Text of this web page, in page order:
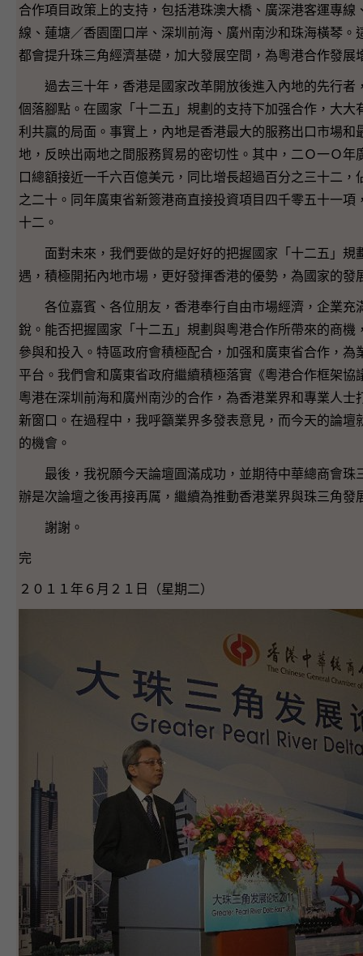
合作項目政策上的支持，包括港珠澳大橋、廣深港客運專線
線、蓮塘／香園圍口岸、深圳前海、廣州南沙和珠海橫琴。
都會提升珠三角經濟基礎，加大發展空間，為粵港合作發展
過去三十年，香港是國家改革開放後進入內地的先行者
個落腳點。在國家「十二五」規劃的支持下加强合作，大大
利共贏的局面。事實上，內地是香港最大的服務出口市場和
地，反映出兩地之間服務貿易的密切性。其中，二Ｏ一Ｏ年
口總額接近一千六百億美元，同比增長超過百分之三十二，
之二十。同年廣東省新簽港商直接投資項目四千零五十一項
十二。
面對未來，我們要做的是好好的把握國家「十二五」規
遇，積極開拓內地市場，更好發揮香港的優勢，為國家的發
各位嘉賓、各位朋友，香港奉行自由市場經濟，企業充
銳。能否把握國家「十二五」規劃與粵港合作所帶來的商機
參與和投入。特區政府會積極配合，加强和廣東省合作，為
平台。我們會和廣東省政府繼續積極落實《粵港合作框架協
粵港在深圳前海和廣州南沙的合作，為香港業界和專業人士
新窗口。在過程中，我呼籲業界多發表意見，而今天的論壇
的機會。
最後，我祝願今天論壇圓滿成功，並期待中華總商會珠
辦是次論壇之後再接再厲，繼續為推動香港業界與珠三角發
謝謝。
完
２０１１年６月２１日（星期二）